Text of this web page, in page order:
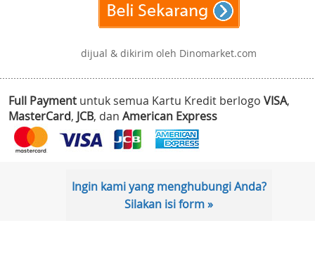
dijual & dikirim oleh Dinomarket.com
Full Payment untuk semua Kartu Kredit berlogo VISA,
MasterCard, JCB, dan American Express
Ingin kami yang menghubungi Anda?
Silakan isi form »